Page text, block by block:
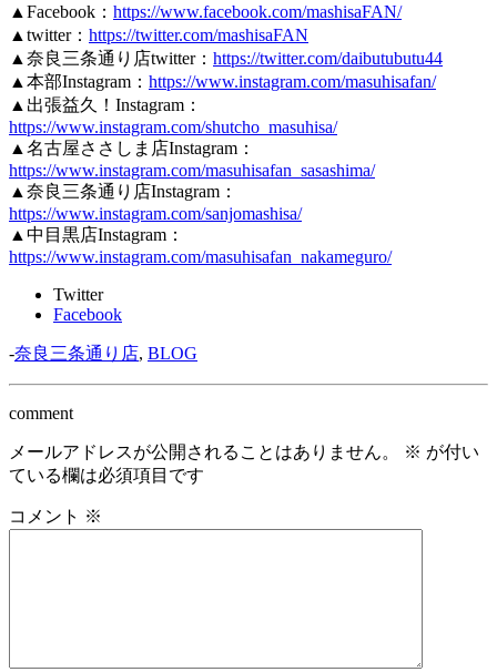
▲Facebook： https://www.facebook.com/mashisaFAN/
▲twitter： https://twitter.com/mashisaFAN
▲奈良三条通り店twitter： https://twitter.com/daibutubutu44
▲本部Instagram： https://www.instagram.com/masuhisafan/
▲出張益久！Instagram：
https://www.instagram.com/shutcho_masuhisa/
▲名古屋ささしま店Instagram：
https://www.instagram.com/masuhisafan_sasashima/
▲奈良三条通り店Instagram：
https://www.instagram.com/sanjomashisa/
▲中目黒店Instagram：
https://www.instagram.com/masuhisafan_nakameguro/
Twitter
Facebook
-奈良三条通り店, BLOG
comment
メールアドレスが公開されることはありません。 ※ が付い
ている欄は必須項目です
コメント ※